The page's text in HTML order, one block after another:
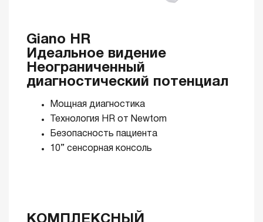
Giano HR
Идеальное видение
Неограниченный
диагностический потенциал
Мощная диагностика
Технология HR от Newtom
Безопасность пациента
10” сенсорная консоль